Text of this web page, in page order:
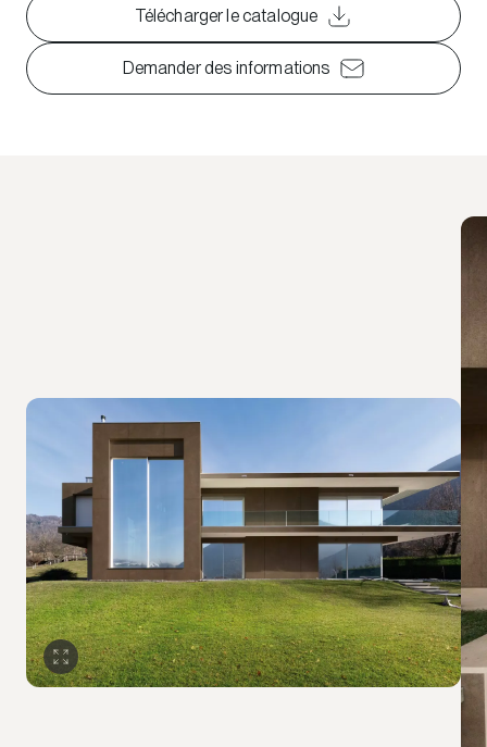
Télécharger le catalogue
Demander des informations